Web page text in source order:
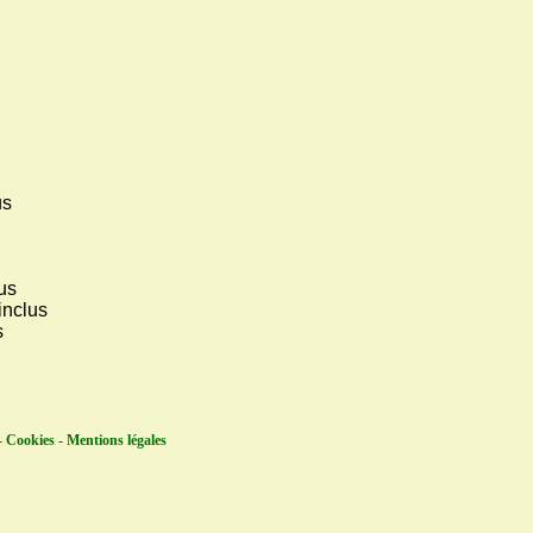
Cookies - Mentions légales